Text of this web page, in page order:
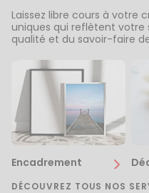
Laissez libre cours à votre
uniques qui reflètent
qualité et du savoir-faire
Encadrement
DÉCOUVREZ TOUS NOS